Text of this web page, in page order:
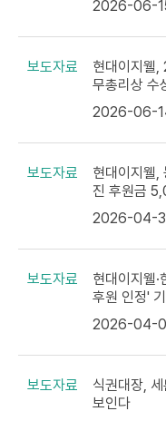
2026-06-
보도자료
현대이지웰,
무총리상 수
2026-06-
보도자료
현대이지웰,
진 후원금
2026-04-
보도자료
현대이지웰
후원 인정'
2026-04-
보도자료
식권대장,
보인다